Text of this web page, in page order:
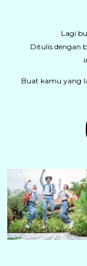
Lagi
Ditulis dengan
Buat kamu yang